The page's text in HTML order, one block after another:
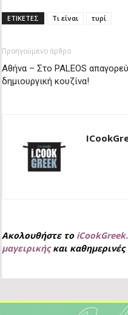
ΕΤΙΚΕΤΕΣ Τι είναι τυρί
Προηγούμενο άρθρο
Αθήνα – Στο PALEOS
δημιουργική κουζίνα!
Ακολουθήστε το
μαγειρικήςκαι καθημερινές